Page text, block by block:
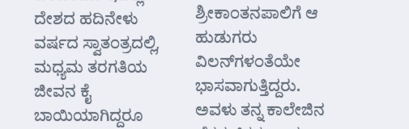
ದೇಶದ ಹದಿನೇಳು
ವರ್ಷದ ಸ್ವಾತಂತ್ರದಲ್ಲಿ,
ಮಧ್ಯಮ ತರಗತಿಯ
ಜೀವನ ಕೈ
ಬಾಯಿಯಾಗಿದ್ದರೂ
ಶ್ರೀಕಾಂತನಪಾಲಿಗೆ ಆ
ಹುಡುಗರು
ವಿಲನ್‌ಗಳಂತೆಯೇ
ಭಾಸವಾಗುತ್ತಿದ್ದರು.
ಅವಳು ತನ್ನ ಕಾಲೇಜಿನ